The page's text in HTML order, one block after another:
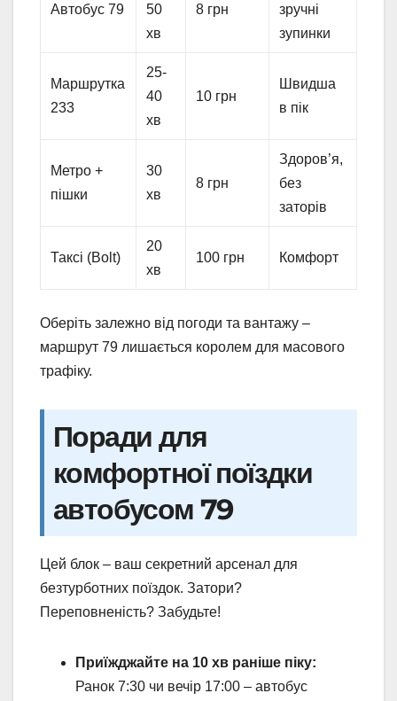
Автобус 79
50
хв
8 грн
зручні
зупинки
Маршрутка
233
25-
40
хв
10 грн
Швидша
в пік
Метро +
пішки
30
хв
8 грн
Здоров’я,
без
заторів
Таксі (Bolt)
20
хв
100 грн Комфорт
Оберіть залежно від погоди та вантажу –
маршрут 79 лишається королем для масового
трафіку.
Поради для
комфортної поїздки
автобусом 79
Цей блок – ваш секретний арсенал для
безтурботних поїздок. Затори?
Переповненість? Забудьте!
Приїжджайте на 10 хв раніше піку:
Ранок 7:30 чи вечір 17:00 – автобус